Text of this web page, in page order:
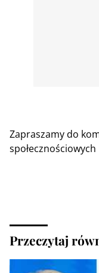
Zapraszamy do
społecznościowych
Przeczytaj